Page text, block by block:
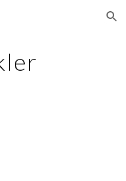
Skip to navigation